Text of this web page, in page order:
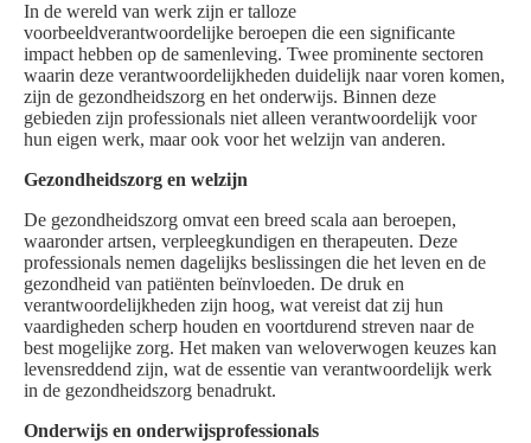
In de wereld van werk zijn er talloze
voorbeeldverantwoordelijke beroepen die een significante
impact hebben op de samenleving. Twee prominente sectoren
waarin deze verantwoordelijkheden duidelijk naar voren komen,
zijn de gezondheidszorg en het onderwijs. Binnen deze
gebieden zijn professionals niet alleen verantwoordelijk voor
hun eigen werk, maar ook voor het welzijn van anderen.
Gezondheidszorg en welzijn
De gezondheidszorg omvat een breed scala aan beroepen,
waaronder artsen, verpleegkundigen en therapeuten. Deze
professionals nemen dagelijks beslissingen die het leven en de
gezondheid van patiënten beïnvloeden. De druk en
verantwoordelijkheden zijn hoog, wat vereist dat zij hun
vaardigheden scherp houden en voortdurend streven naar de
best mogelijke zorg. Het maken van weloverwogen keuzes kan
levensreddend zijn, wat de essentie van verantwoordelijk werk
in de gezondheidszorg benadrukt.
Onderwijs en onderwijsprofessionals